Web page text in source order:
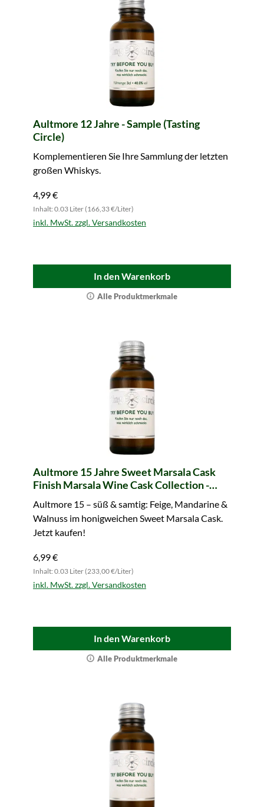
Aultmore 12 Jahre - Sample (Tasting
Circle)
Komplementieren Sie Ihre Sammlung der letzten
großen Whiskys.
4,99 €
Inhalt: 0.03 Liter (166,33 €/Liter)
inkl. MwSt. zzgl. Versandkosten
In den Warenkorb
Alle Produktmerkmale
Aultmore 15 Jahre Sweet Marsala Cask
Finish Marsala Wine Cask Collection -
Aultmore 15 – süß & samtig: Feige, Mandarine &
Walnuss im honigweichen Sweet Marsala Cask.
Jetzt kaufen!
6,99 €
Inhalt: 0.03 Liter (233,00 €/Liter)
inkl. MwSt. zzgl. Versandkosten
In den Warenkorb
Alle Produktmerkmale